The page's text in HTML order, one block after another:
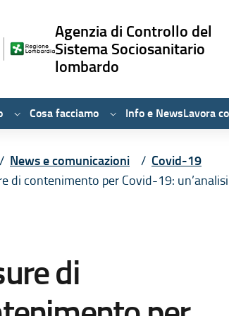
Agenzia di Controllo del
Sistema Sociosanitario
lombardo
Cosa facciamo Info e NewsLavora
News e comunicazioni Covid-19
di contenimento per Covid-19:
di